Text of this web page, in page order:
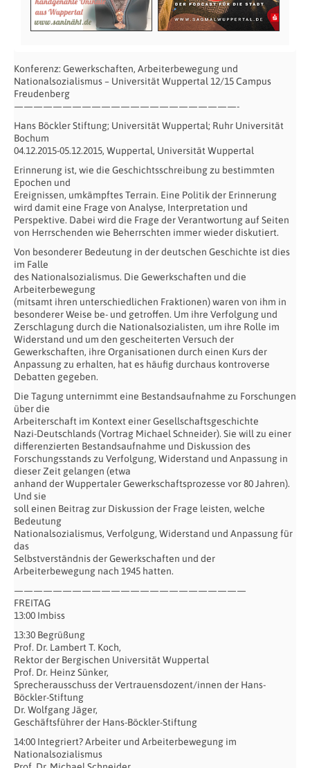
Konferenz: Gewerkschaften, Arbeiterbewegung und
Nationalsozialismus – Universität Wuppertal 12/15 Campus
Freudenberg
———————————————————————-
Hans Böckler Stiftung; Universität Wuppertal; Ruhr Universität
Bochum
04.12.2015-05.12.2015, Wuppertal, Universität Wuppertal
Erinnerung ist, wie die Geschichtsschreibung zu bestimmten
Epochen und
Ereignissen, umkämpftes Terrain. Eine Politik der Erinnerung
wird damit eine Frage von Analyse, Interpretation und
Perspektive. Dabei wird die Frage der Verantwortung auf Seiten
von Herrschenden wie Beherrschten immer wieder diskutiert.
Von besonderer Bedeutung in der deutschen Geschichte ist dies
im Falle
des Nationalsozialismus. Die Gewerkschaften und die
Arbeiterbewegung
(mitsamt ihren unterschiedlichen Fraktionen) waren von ihm in
besonderer Weise be- und getroffen. Um ihre Verfolgung und
Zerschlagung durch die Nationalsozialisten, um ihre Rolle im
Widerstand und um den gescheiterten Versuch der
Gewerkschaften, ihre Organisationen durch einen Kurs der
Anpassung zu erhalten, hat es häufig durchaus kontroverse
Debatten gegeben.
Die Tagung unternimmt eine Bestandsaufnahme zu Forschungen
über die
Arbeiterschaft im Kontext einer Gesellschaftsgeschichte
Nazi-Deutschlands (Vortrag Michael Schneider). Sie will zu einer
differenzierten Bestandsaufnahme und Diskussion des
Forschungsstands zu Verfolgung, Widerstand und Anpassung in
dieser Zeit gelangen (etwa
anhand der Wuppertaler Gewerkschaftsprozesse vor 80 Jahren).
Und sie
soll einen Beitrag zur Diskussion der Frage leisten, welche
Bedeutung
Nationalsozialismus, Verfolgung, Widerstand und Anpassung für
das
Selbstverständnis der Gewerkschaften und der
Arbeiterbewegung nach 1945 hatten.
————————————————————————
FREITAG
13:00 Imbiss
13:30 Begrüßung
Prof. Dr. Lambert T. Koch,
Rektor der Bergischen Universität Wuppertal
Prof. Dr. Heinz Sünker,
Sprecherausschuss der Vertrauensdozent/innen der Hans-
Böckler-Stiftung
Dr. Wolfgang Jäger,
Geschäftsführer der Hans-Böckler-Stiftung
14:00 Integriert? Arbeiter und Arbeiterbewegung im
Nationalsozialismus